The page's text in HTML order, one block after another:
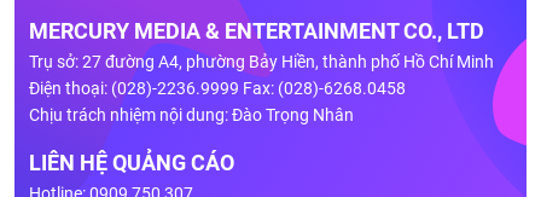
MERCURY MEDIA & ENTERTAINMENT CO., LTD
Trụ sở: 27 đường A4, phường Bảy Hiền, thành phố Hồ Chí Minh
Điện thoại: (028)-2236.9999 Fax: (028)-6268.0458
Chịu trách nhiệm nội dung: Đào Trọng Nhân
LIÊN HỆ QUẢNG CÁO